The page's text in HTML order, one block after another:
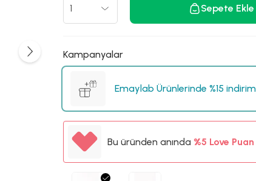
Sepete Ekle
Kampanyalar
Emaylab Ürünlerinde %15 indirim
Bu üründen anında %5
%5
Love Puan